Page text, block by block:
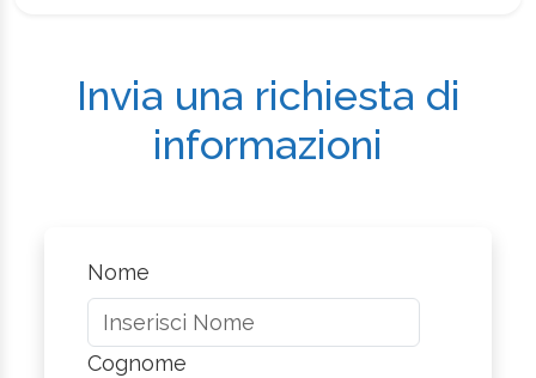
Invia una richiesta di
informazioni
Nome
Cognome